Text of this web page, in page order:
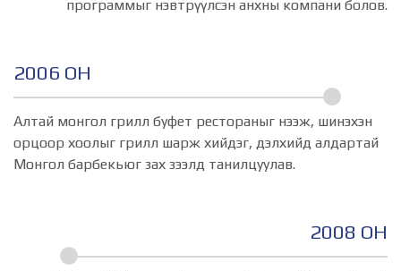
программыг нэвтрүүлсэн анхны компани болов.
2006 ОН
Алтай монгол грилл буфет рестораныг нээж, шинэхэн
орцоор хоолыг грилл шарж хийдэг, дэлхийд алдартай
Монгол барбекьюг зах зээлд танилцуулав.
2008 ОН